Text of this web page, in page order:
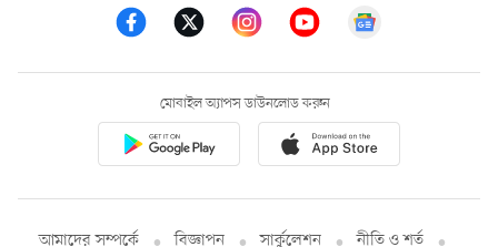
মোবাইল অ্যাপস ডাউনলোড করুন
আমাদের সম্পর্কে বিজ্ঞাপন সার্কুলেশন নীতি ও শর্ত